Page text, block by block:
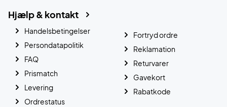
Hjælp & kontakt
Handelsbetingelser
Persondatapolitik
FAQ
Prismatch
Levering
Ordrestatus
Fortryd ordre
Reklamation
Returvarer
Gavekort
Rabatkode